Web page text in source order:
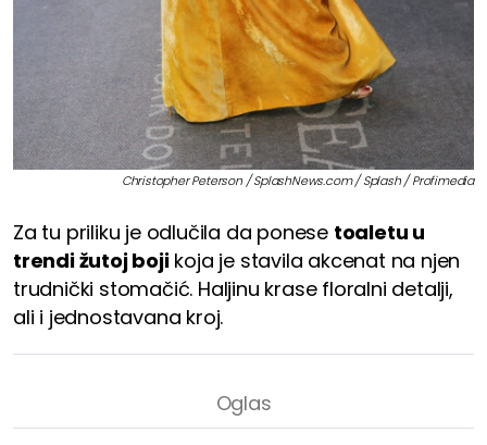
Christopher Peterson / SplashNews.com / Splash / Profimedia
Za tu priliku je odlučila da ponese toaletu u
trendi žutoj bojikoja je stavila akcenat na njen
trudnički stomačić. Haljinu krase floralni detalji,
ali i jednostavana kroj.